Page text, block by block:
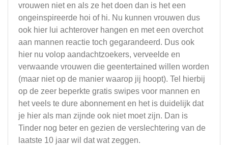
vrouwen niet en als ze het doen dan is het een
ongeinspireerde hoi of hi. Nu kunnen vrouwen dus
ook hier lui achterover hangen en met een overchot
aan mannen reactie toch gegarandeerd. Dus ook
hier nu volop aandachtzoekers, verveelde en
verwaande vrouwen die geentertained willen worden
(maar niet op de manier waarop jij hoopt). Tel hierbij
op de zeer beperkte gratis swipes voor mannen en
het veels te dure abonnement en het is duidelijk dat
je hier als man zijnde ook niet moet zijn. Dan is
Tinder nog beter en gezien de verslechtering van de
laatste 10 jaar wil dat wat zeggen.